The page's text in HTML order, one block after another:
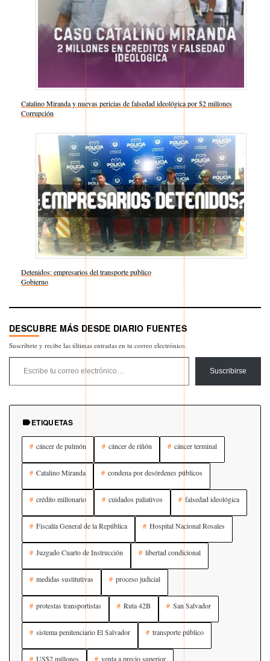
Catalino Miranda y nuevas pericias de falsedad ideológica por $2 millones
Respecto a
Corrupción
Detenidos: empresarios del transporte publico
Respecto a
Gobierno
DESCUBRE MÁS DESDE DIARIO FUENTES
Suscríbete y recibe las últimas entradas en tu correo electrónico.
Escribe tu correo electrónico…
Suscribirse
ETIQUETAS
cáncer de pulmón cáncer de riñón cáncer terminal
Catalino Miranda condena por desórdenes públicos
crédito millonario cuidados paliativos falsedad ideológica
Fiscalía General de la República Hospital Nacional Rosales
Juzgado Cuarto de Instrucción libertad condicional
medidas sustitutivas proceso judicial
protestas transportistas Ruta 42B San Salvador
sistema penitenciario El Salvador transporte público
US$2 millones venta a precio superior